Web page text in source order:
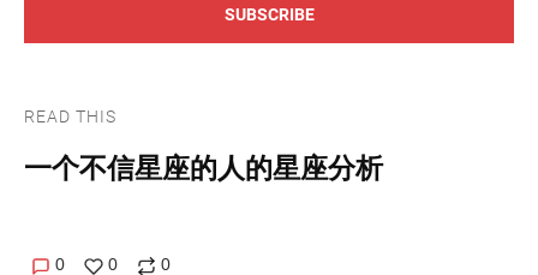
SUBSCRIBE
READ THIS
一个不信星座的人的星座分析